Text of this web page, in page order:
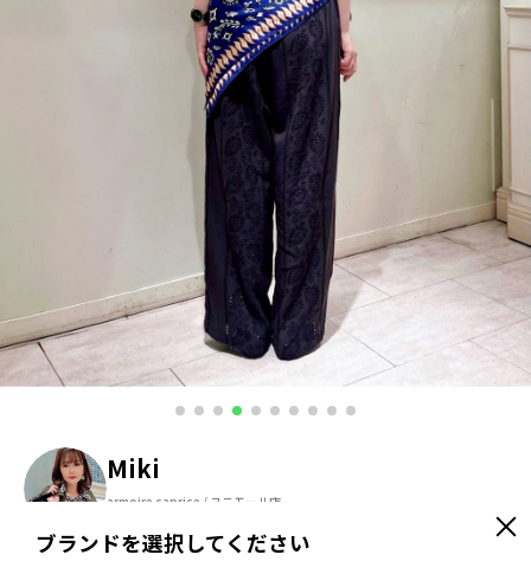
Miki
armoire caprice / ユニモール店
ブランドを選択してください